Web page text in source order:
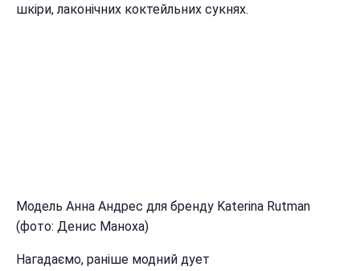
шкіри, лаконічних коктейльних сукнях.
Модель Анна Андрес для бренду Katerina Rutman
(фото: Денис Маноха)
Нагадаємо, раніше модний дует